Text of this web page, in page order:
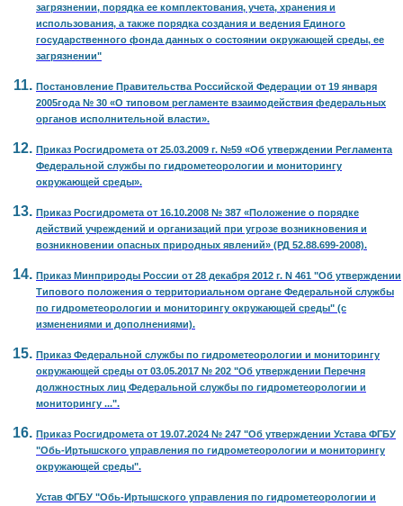
загрязнении, порядка ее комплектования, учета, хранения и
использования, а также порядка создания и ведения Единого
государственного фонда данных о состоянии окружающей среды, ее
загрязнении"
Постановление Правительства Российской Федерации от 19 января
2005года № 30 «О типовом регламенте взаимодействия федеральных
органов исполнительной власти».
Приказ Росгидромета от 25.03.2009 г. №59 «Об утверждении Регламента
Федеральной службы по гидрометеорологии и мониторингу
окружающей среды».
Приказ Росгидромета от 16.10.2008 № 387 «Положение о порядке
действий учреждений и организаций при угрозе возникновения и
возникновении опасных природных явлений» (РД 52.88.699-2008).
Приказ Минприроды России от 28 декабря 2012 г. N 461 "Об утверждении
Типового положения о территориальном органе Федеральной службы
по гидрометеорологии и мониторингу окружающей среды" (с
изменениями и дополнениями).
Приказ Федеральной службы по гидрометеорологии и мониторингу
окружающей среды от 03.05.2017 № 202 "Об утверждении Перечня
должностных лиц Федеральной службы по гидрометеорологии и
мониторингу ...".
Приказ Росгидромета от 19.07.2024 № 247 "Об утверждении Устава ФГБУ
"Обь-Иртышского управления по гидрометеорологии и мониторингу
окружающей среды".
Устав ФГБУ "Обь-Иртышского управления по гидрометеорологии и